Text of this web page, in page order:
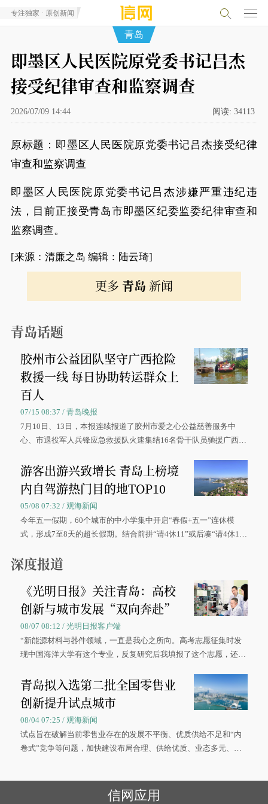
专注独家 · 原创新闻
青岛
即墨区人民医院原党委书记吕杰
接受纪律审查和监察调查
2026/07/09 14:44 阅读: 34113
原标题：即墨区人民医院原党委书记吕杰接受纪律
审查和监察调查
即墨区人民医院原党委书记吕杰涉嫌严重违纪违
法，目前正接受青岛市即墨区纪委监委纪律审查和
监察调查。
[来源：清廉之岛 编辑：陆云琦]
更多 青岛 新闻
青岛话题
胶州市公益团队坚守广西抢险
救援一线 每日协助转运群众上
百人
07/15 08:37 / 青岛晚报
7月10日、13日，本报连续报道了胶州市爱之心公益慈善服务中
心、市退役军人兵锋应急救援队火速集结16名骨干队员驰援广西灾
游客出游兴致增长 青岛上榜境
内自驾游热门目的地TOP10
05/08 07:32 / 观海新闻
今年五一假期，60个城市的中小学集中开启“春假+五一”连休模
式，形成7至8天的超长假期。结合前拼“请4休11”或后凑“请4休1
深度报道
《光明日报》关注青岛：高校
创新与城市发展“双向奔赴”
08/07 08:12 / 光明日报客户端
“新能源材料与器件领域，一直是我心之所向。高考志愿征集时发
现中国海洋大学有这个专业，反复研究后我填报了这个志愿，还真
大学材料科学与工程学院材料类专业的录取通知书。
青岛拟入选第二批全国零售业
创新提升试点城市
08/04 07:25 / 观海新闻
试点旨在破解当前零售业存在的发展不平衡、优质供给不足和“内
卷式”竞争等问题，加快建设布局合理、供给优质、业态多元、智
信网应用